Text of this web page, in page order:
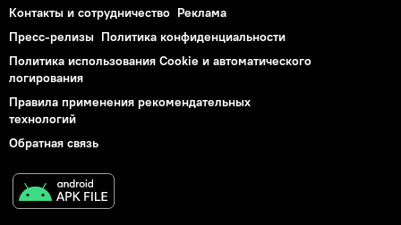
Контакты и сотрудничество Реклама
Пресс-релизы Политика конфиденциальности
Политика использования Cookie и автоматического
логирования
Правила применения рекомендательных
технологий
Обратная связь